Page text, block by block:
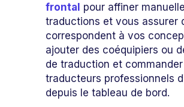
frontal pour affiner
traductions et vous assurer
correspondent à vos
ajouter des coéquipiers ou
de traduction et
traducteurs professionnels
depuis le tableau de bord.